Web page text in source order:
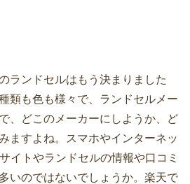
ランドセルはもう決まりました
類も色も様々で、ランドセルメー
、どこのメーカーにしようか、ど
ますよね。スマホやインターネッ
イトやランドセルの情報や口コミ
いのではないでしょうか。楽天で